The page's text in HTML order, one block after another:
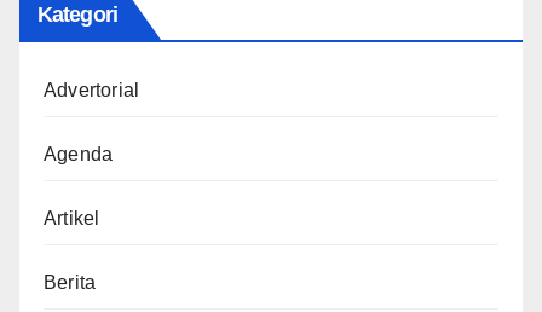
Kategori
Advertorial
Agenda
Artikel
Berita